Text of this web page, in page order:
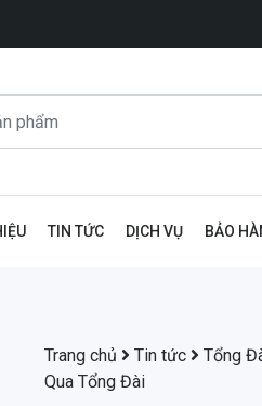
TIN TỨC DỊCH VỤ BẢO
Trang chủ Tin tức Tổng
Qua Tổng Đài